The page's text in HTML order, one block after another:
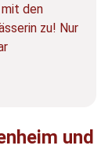
den
zu! Nur
und